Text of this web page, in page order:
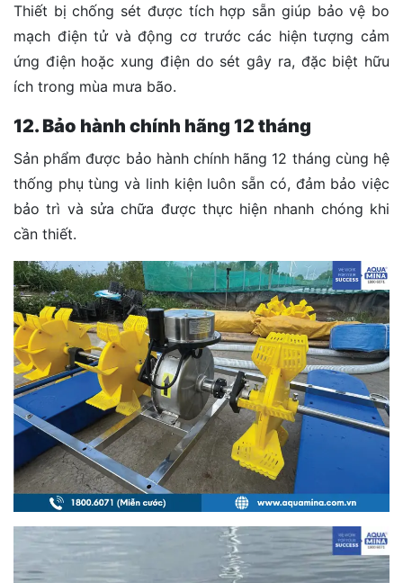
Thiết bị chống sét được tích hợp sẵn giúp bảo vệ bo
mạch điện tử và động cơ trước các hiện tượng cảm
ứng điện hoặc xung điện do sét gây ra, đặc biệt hữu
ích trong mùa mưa bão.
12. Bảo hành chính hãng 12 tháng
Sản phẩm được bảo hành chính hãng 12 tháng cùng hệ
thống phụ tùng và linh kiện luôn sẵn có, đảm bảo việc
bảo trì và sửa chữa được thực hiện nhanh chóng khi
cần thiết.